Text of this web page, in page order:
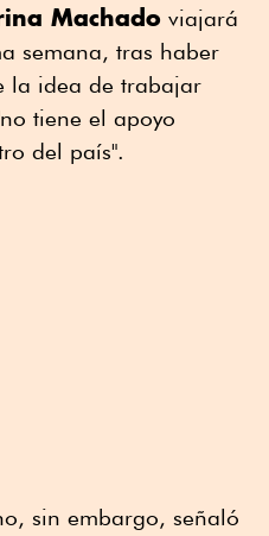
Machado viajará
semana, tras haber
la idea de trabajar
tiene el apoyo
del país".
sin embargo, señaló